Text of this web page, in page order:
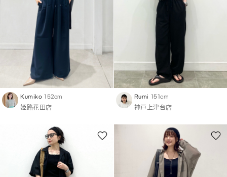
Kumiko 152cm
姫路花田店
Rumi 151cm
神戸上津台店